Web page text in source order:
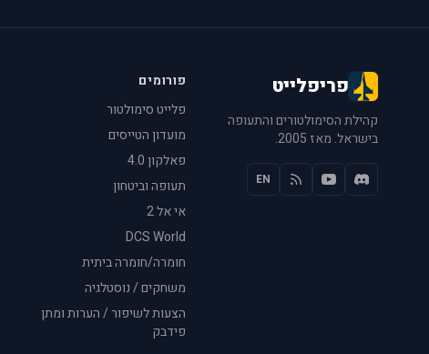
פריפלייט
קהילת הסימולטורים והתעופה
בישראל. מאז 2005.
EN
פורומים
פלייט סימולטור
מועדון הטייסים
פאלקון 4.0
תעופה וביטחון
אי אל 2
DCS World
חומרה/חומרה ביתית
משחקים / נוסטלגיה
הצעות לשיפור / הערות ומתן
פידבק